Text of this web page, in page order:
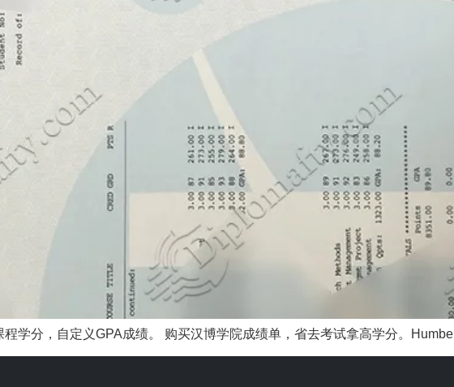
学分，自定义GPA成绩。 购买汉博学院成绩单，省去考试拿高学分。